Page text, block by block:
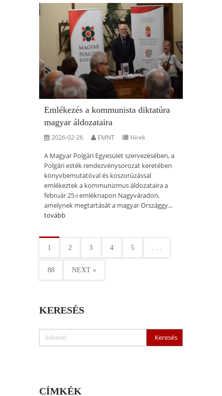
Emlékezés a kommunista diktatúra
magyar áldozataira
2026-02-26 EMNT Hírek
A Magyar Polgári Egyesület szervezésében, a
Polgári esték rendezvénysorozat keretében
könyvbemutatóval és koszorúzással
emlékeztek a kommunizmus áldozataira a
február 25-i emléknapon Nagyváradon,
amelynek megtartását a magyar Országgy...
tovább
1 2 3 4 5 . . .
88 NEXT »
KERESÉS
CÍMKÉK